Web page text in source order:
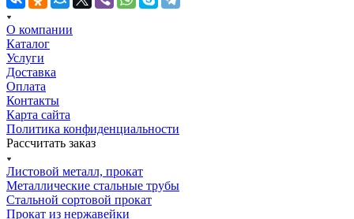
О компании
Каталог
Услуги
Доставка
Оплата
Контакты
Карта сайта
Политика конфиденциальности
Рассчитать заказ
Листовой металл, прокат
Металлические стальные трубы
Стальной сортовой прокат
Прокат из нержавейки